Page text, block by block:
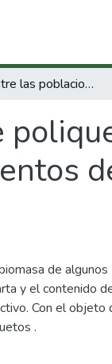
Relación entre las poblaciones de poliquetos y bivalvos con la materia orgánica de los sedimentos de la ciénaga grande de Santa Marta
de algunos
y el contenido
Con el objeto
.